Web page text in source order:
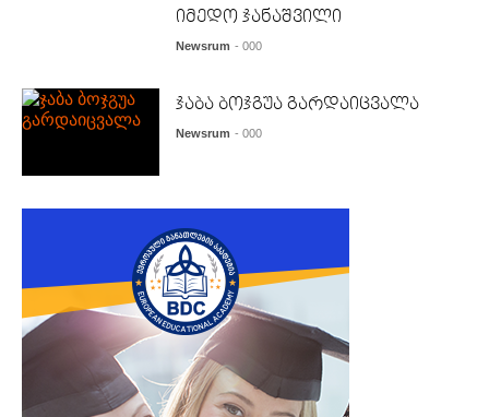
იმედო ჯანაშვილი
Newsrum - 000
ჯაბა ბოჯგუა გარდაიცვალა
Newsrum - 000